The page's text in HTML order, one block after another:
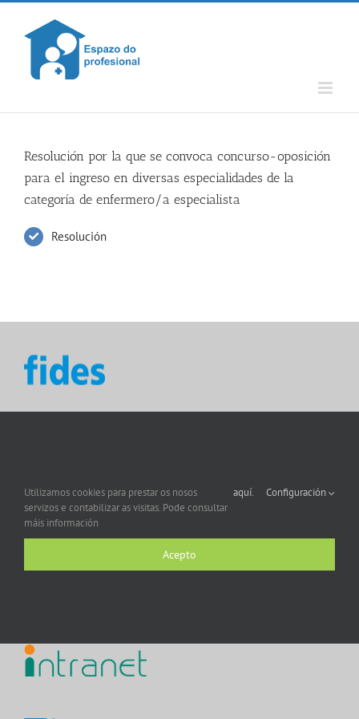
Skip
content
Resolución por la que se convoca concurso-oposición
para el ingreso en diversas especialidades de la
categoría de enfermero/a especialista
Resolución
Utilizamos cookies para prestar os nosos
servizos e contabilizar as visitas. Pode consultar
máis información
aquí. Configuración
Acepto